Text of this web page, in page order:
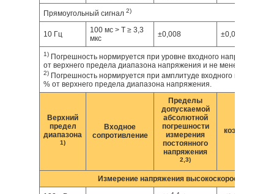
Прямоугольный сигнал 2)
10 Гц
100 мс > T ≥ 3,3
мкс
±0,008 ±0,0002
1) Погрешность нормируется при уровне входного напряжения
от верхнего предела диапазона напряжения и не менее 10 мВ.
2) Погрешность нормируется при амплитуде входного
% от верхнего предела диапазона напряжения.
Верхний
предел
диапазона
1)
Входное
сопротивление
Пределы
допускаемой
абсолютной
погрешности
измерения
постоянного
напряжения
2,3)
коэффициент
Измерение напряжения высокоскоростным